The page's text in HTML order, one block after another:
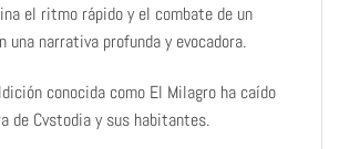
el ritmo rápido y el combate de un
una narrativa profunda y evocadora.
conocida como El Milagro ha caído
de Cvstodia y sus habitantes.